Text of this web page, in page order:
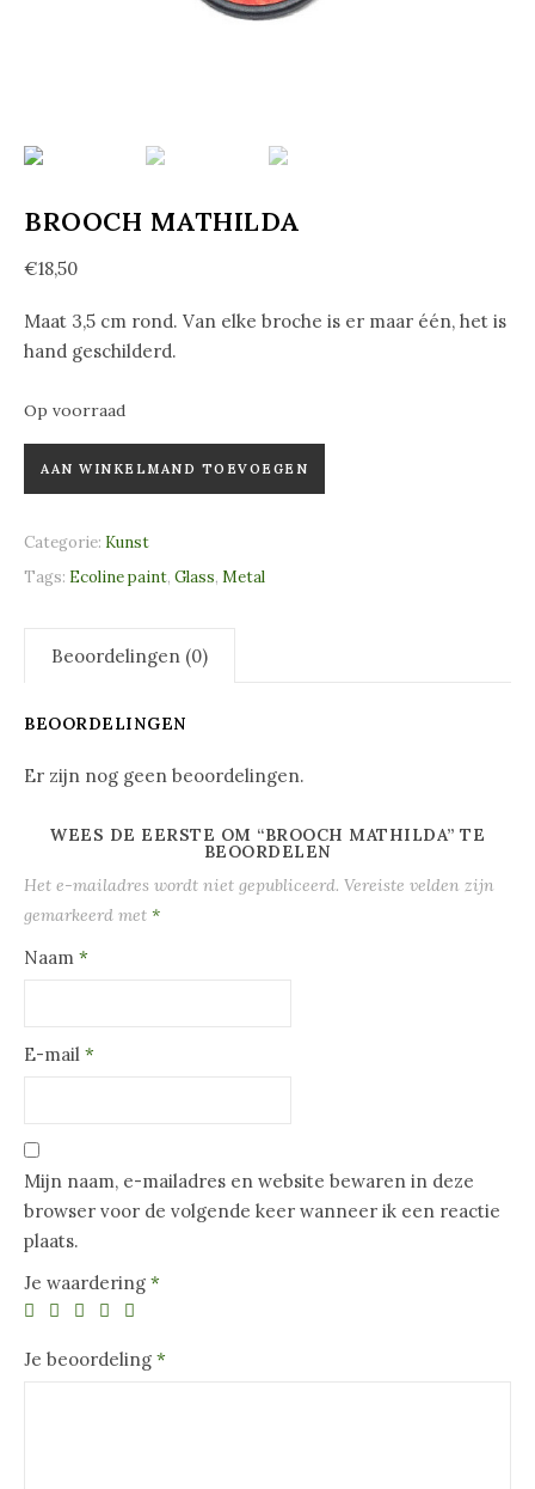
BROOCH MATHILDA
€18,50
Maat 3,5 cm rond. Van elke broche is er maar één, het is
hand geschilderd.
Op voorraad
AAN WINKELMAND TOEVOEGEN
Categorie: Kunst
Tags: Ecoline paint, Glass, Metal
Beoordelingen (0)
BEOORDELINGEN
Er zijn nog geen beoordelingen.
WEES DE EERSTE OM “BROOCH MATHILDA” TE
BEOORDELEN
Het e-mailadres wordt niet gepubliceerd. Vereiste velden zijn
gemarkeerd met *
Naam *
E-mail *
Mijn naam, e-mailadres en website bewaren in deze
browser voor de volgende keer wanneer ik een reactie
plaats.
Je waardering *
Je beoordeling *